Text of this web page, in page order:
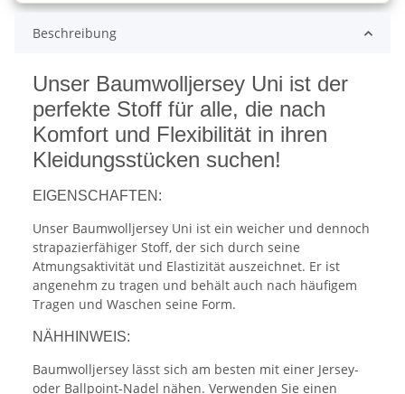
Beschreibung
Unser Baumwolljersey Uni ist der
perfekte Stoff für alle, die nach
Komfort und Flexibilität in ihren
Kleidungsstücken suchen!
EIGENSCHAFTEN:
Unser Baumwolljersey Uni ist ein weicher und dennoch
strapazierfähiger Stoff, der sich durch seine
Atmungsaktivität und Elastizität auszeichnet. Er ist
angenehm zu tragen und behält auch nach häufigem
Tragen und Waschen seine Form.
NÄHHINWEIS:
Baumwolljersey lässt sich am besten mit einer Jersey-
oder Ballpoint-Nadel nähen. Verwenden Sie einen